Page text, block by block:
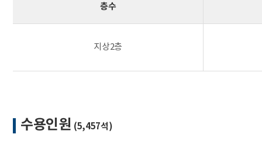
층수
지상2층
수용인원 (5,457석)